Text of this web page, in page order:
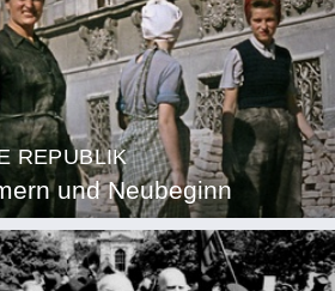
REPUBLIK
und Neubeginn